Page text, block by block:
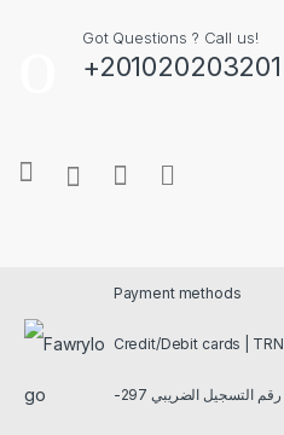
Got Questions ? Call us!
+201020203201
Payment methods
Credit/Debit cards | TRN
رقم التسجيل الضريبي 297-